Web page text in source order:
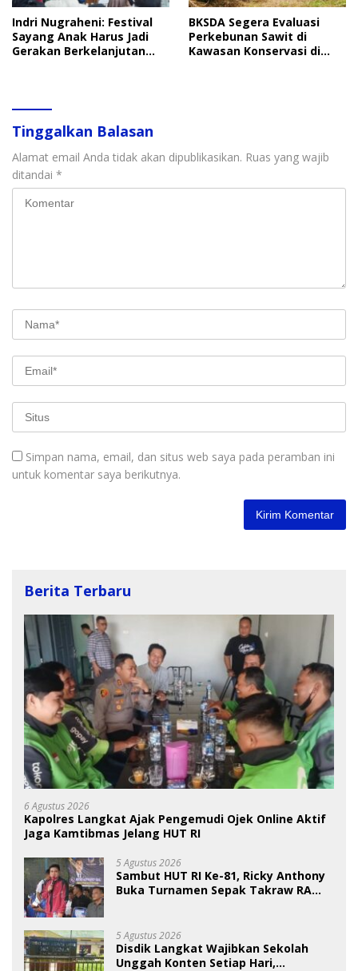
Indri Nugraheni: Festival
Sayang Anak Harus Jadi
Gerakan Berkelanjutan
BKSDA Segera Evaluasi
Perkebunan Sawit di
Kawasan Konservasi di
Tinggalkan Balasan
Alamat email Anda tidak akan dipublikasikan. Ruas yang wajib
ditandai *
Simpan nama, email, dan situs web saya pada peramban ini
untuk komentar saya berikutnya.
Berita Terbaru
6 Agustus 2026
Kapolres Langkat Ajak Pengemudi Ojek Online Aktif
Jaga Kamtibmas Jelang HUT RI
5 Agustus 2026
Sambut HUT RI Ke-81, Ricky Anthony
Buka Turnamen Sepak Takraw RA
5 Agustus 2026
Disdik Langkat Wajibkan Sekolah
Unggah Konten Setiap Hari,